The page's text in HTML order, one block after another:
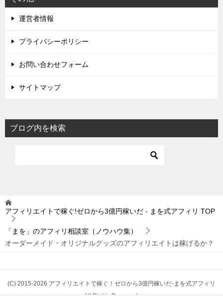
運営者情報
プライバシーポリシー
お問い合わせフォーム
サイトマップ
ブログ内を検索
アフィリエイトで稼ぐ!ゼロから3億円稼いだ - まを式アフィリ TOP
「まを」のアフィリ相談室（ノウハウ集）
オーダーメイド・オリジナルグッズのアフィリエイトは稼げるか？
(C) 2015-2026 アフィリエイトで稼ぐ！ゼロから3億円稼いだ-まを式アフィリ